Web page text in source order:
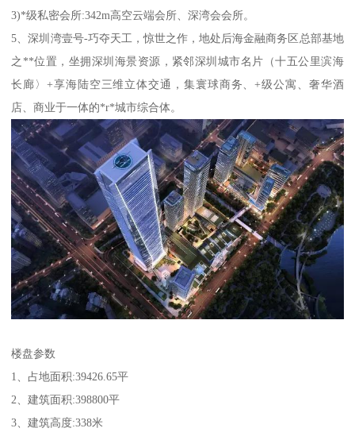
3)*级私密会所:342m高空云端会所、深湾会会所。
5、深圳湾壹号-巧夺天工，惊世之作，地处后海金融商务区总部基地
之**位置，坐拥深圳海景资源，紧邻深圳城市名片（十五公里滨海
长廊〉+享海陆空三维立体交通，集寰球商务、+级公寓、奢华酒
店、商业于一体的*r*城市综合体。
楼盘参数
1、占地面积:39426.65平
2、建筑面积:398800平
3、建筑高度:338米